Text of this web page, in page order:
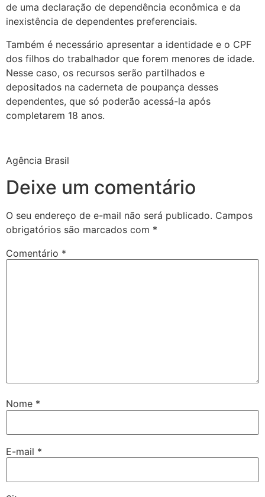
de uma declaração de dependência econômica e da
inexistência de dependentes preferenciais.
Também é necessário apresentar a identidade e o CPF
dos filhos do trabalhador que forem menores de idade.
Nesse caso, os recursos serão partilhados e
depositados na caderneta de poupança desses
dependentes, que só poderão acessá-la após
completarem 18 anos.
Agência Brasil
Deixe um comentário
O seu endereço de e-mail não será publicado. Campos
obrigatórios são marcados com *
Comentário *
Nome *
E-mail *